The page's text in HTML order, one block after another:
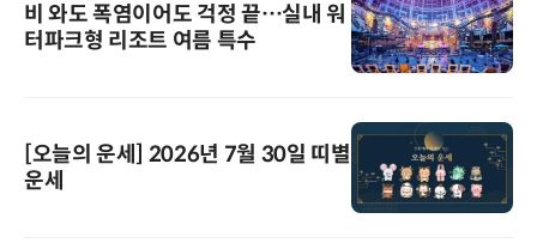
비 와도 폭염이어도 걱정 끝…실내 워
터파크형 리조트 여름 특수
[오늘의 운세] 2026년 7월 30일 띠별
운세